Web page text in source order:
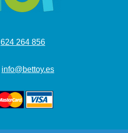
624 264 856
info@bettoy.es